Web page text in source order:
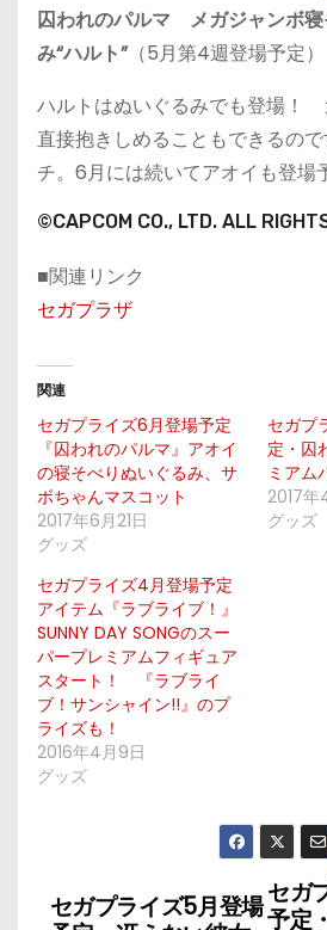
囚われのパルマ メガジャンボ寝
み“ハルト”（5月第4週登場予定）
ハルトはぬいぐるみでも登場！
直接抱きしめることもできるの
チ。6月には続いてアオイも登場
©CAPCOM CO., LTD. ALL
■関連リンク
セガプラザ
関連
セガプライズ6月登場予定
『囚われのパルマ』アオイ
の寝そべりぬいぐるみ、サ
ボちゃんマスコット
2017年6月21日
グッズ
セガプ
定・囚
ミアム
2017年
グッズ
セガプライズ4月登場予定
アイテム『ラブライブ！』
SUNNY DAY SONGのスー
パープレミアムフィギュア
スタート！ 『ラブライ
ブ！サンシャイン!!』のプ
ライズも！
2016年4月9日
グッズ
投
セガ
予定
セガプライズ5月登場